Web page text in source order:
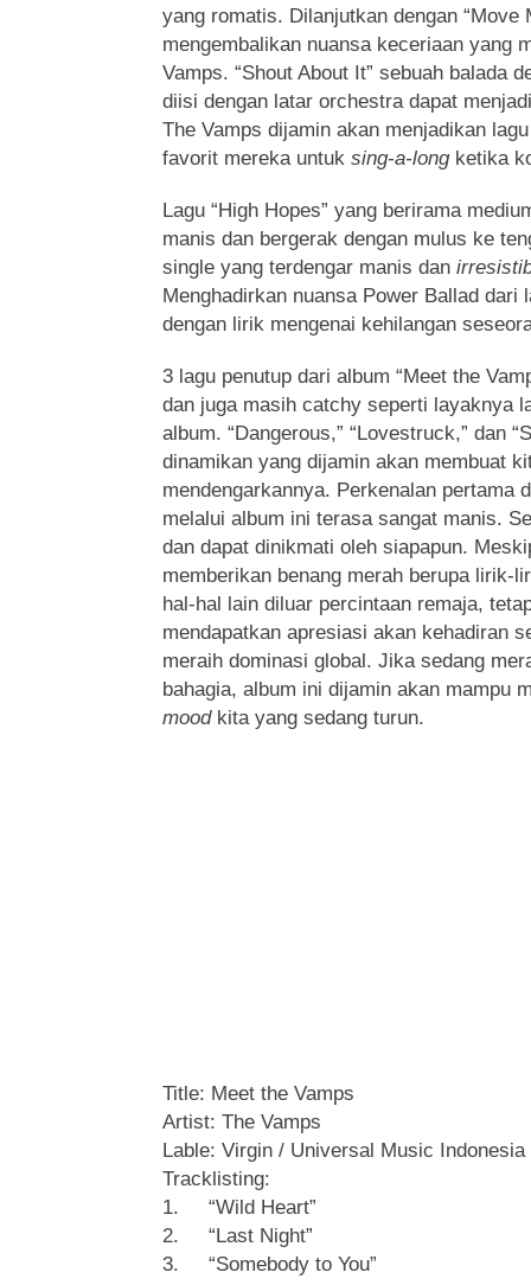
yang romatis. Dilanjutkan dengan “Move
mengembalikan nuansa keceriaan yang
Vamps. “Shout About It” sebuah balada
diisi dengan latar orchestra dapat
The Vamps dijamin akan menjadikan
favorit mereka untuk sing-a-longketika
Lagu “High Hopes” yang berirama
manis dan bergerak dengan mulus ke
single yang terdengar manis dan
Menghadirkan nuansa Power Ballad dari
dengan lirik mengenai kehilangan
3 lagu penutup dari album “Meet the
dan juga masih catchy seperti layaknya
album. “Dangerous,” “Lovestruck,” dan
dinamikan yang dijamin akan membuat
mendengarkannya. Perkenalan pertama
melalui album ini terasa sangat manis.
dan dapat dinikmati oleh siapapun.
memberikan benang merah berupa lirik-
hal-hal lain diluar percintaan remaja,
mendapatkan apresiasi akan kehadiran
meraih dominasi global. Jika sedang
bahagia, album ini dijamin akan mampu
moodkita yang sedang turun.
Title: Meet the Vamps
Artist: The Vamps
Lable: Virgin / Universal Music Indonesia
Tracklisting:
1. “Wild Heart”
2. “Last Night”
3. “Somebody to You”